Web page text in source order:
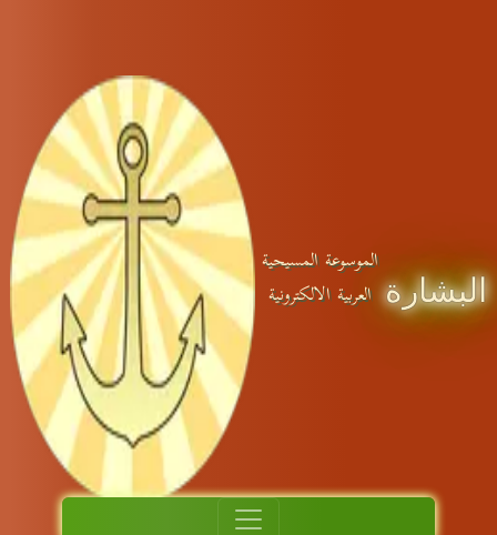
البشارة
الموسوعة المسيحية
العربية الالكترونية